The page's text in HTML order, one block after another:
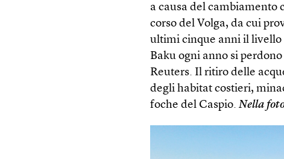
a causa del cambiamento
corso del Volga, da cui
ultimi cinque anni il livello
Baku ogni anno si
Reuters. Il ritiro delle
degli habitat costieri,
foche del Caspio.Nella